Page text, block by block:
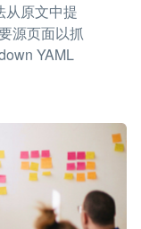
从原文中提
源页面以抓
YAML